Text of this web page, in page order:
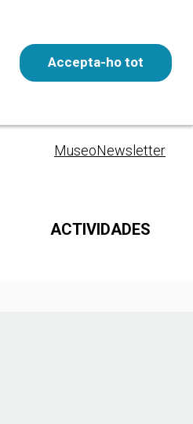
Entrada gratuita ESP
MuseoNewsletter
ACTIVIDADES
Accepta-ho tot